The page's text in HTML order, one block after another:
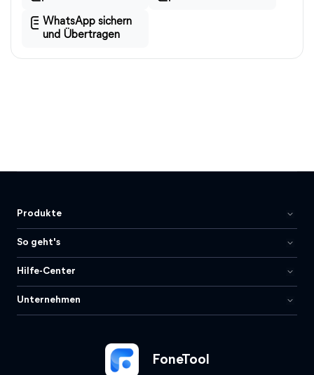
WhatsApp sichern
und Übertragen
FoneTool
Produkte
So geht's
Hilfe-Center
Unternehmen